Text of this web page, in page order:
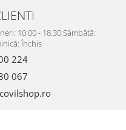
10.00 - 18.30 Sâmbătă:
Închis
224
067